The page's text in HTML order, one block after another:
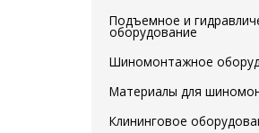
Подъемное и
оборудование
Шиномонтажное
Материалы для
Клининговое